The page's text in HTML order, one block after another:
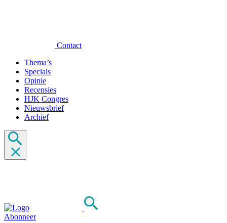
Contact
Thema’s
Specials
Opinie
Recensies
HJK Congres
Nieuwsbrief
Archief
Abonneer